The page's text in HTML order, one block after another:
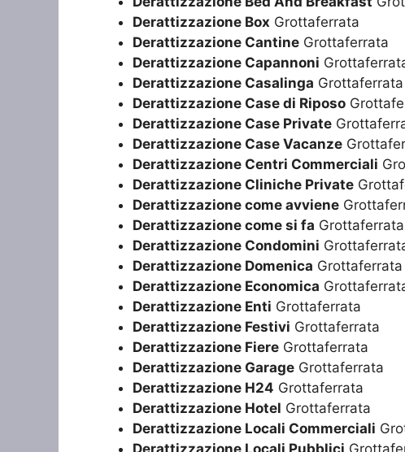
Derattizzazione Box Grottaferrata
Derattizzazione Cantine Grottaferrata
Derattizzazione Capannoni
Derattizzazione Casalinga Grottaferrata
Derattizzazione Case di Riposo
Derattizzazione Case Private
Derattizzazione Case Vacanze
Derattizzazione Centri Commerciali
Derattizzazione Cliniche Private
Derattizzazione come avviene
Derattizzazione come si fa Grottaferrata
Derattizzazione Condomini
Derattizzazione Domenica Grottaferrata
Derattizzazione Economica
Derattizzazione Enti Grottaferrata
Derattizzazione Festivi Grottaferrata
Derattizzazione Fiere Grottaferrata
Derattizzazione Garage Grottaferrata
Derattizzazione H24 Grottaferrata
Derattizzazione Hotel Grottaferrata
Derattizzazione Locali Commerciali